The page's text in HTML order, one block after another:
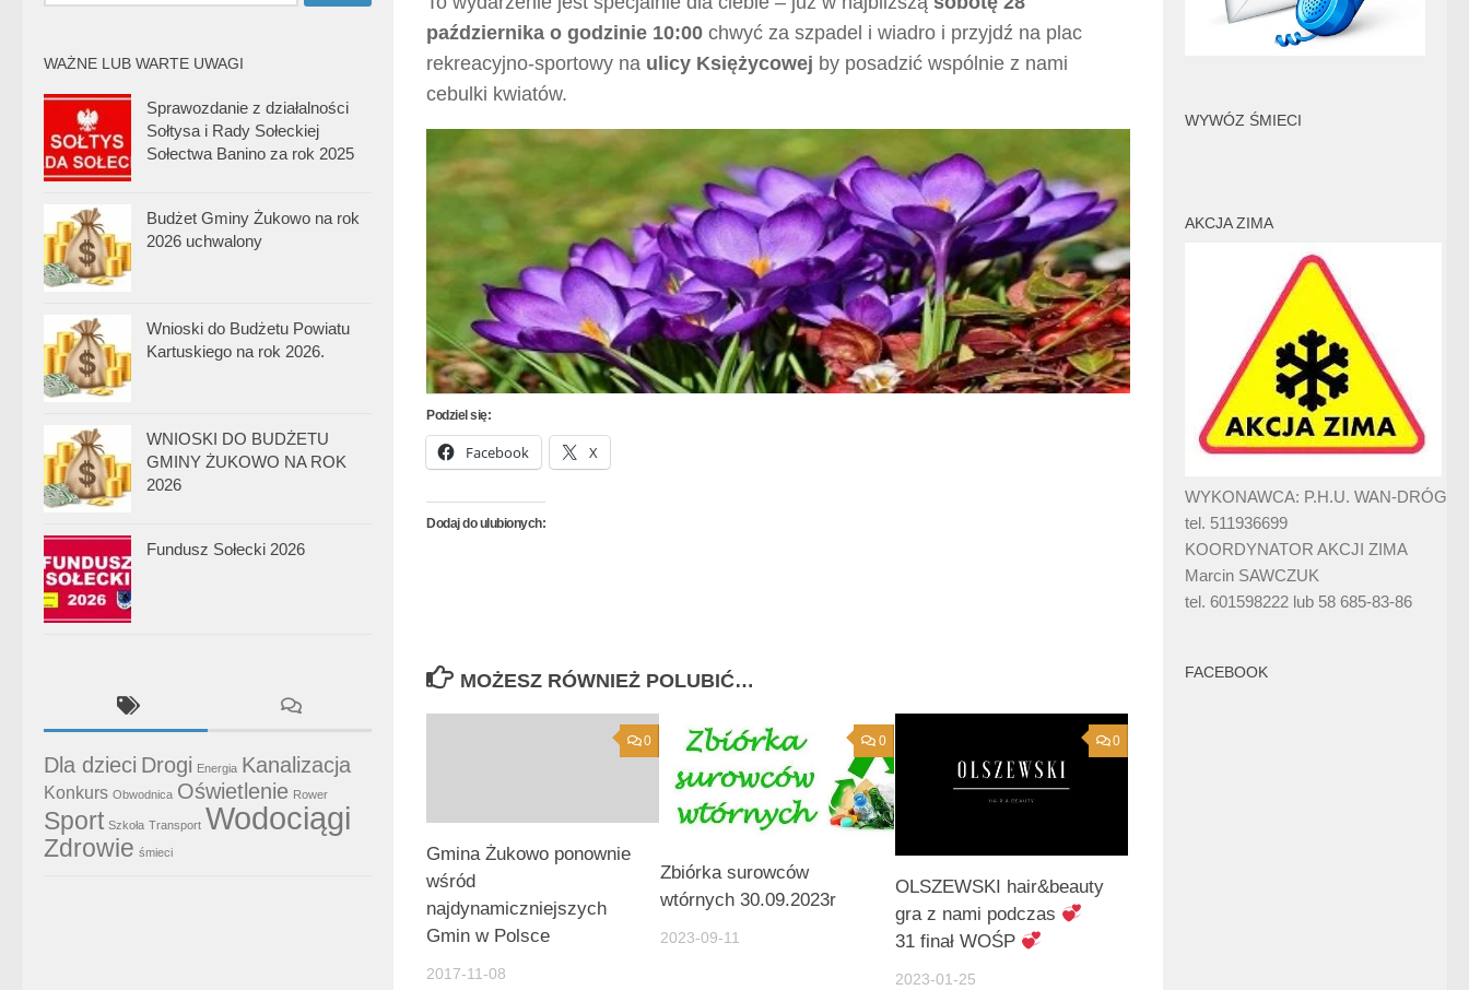
października o godzinie 10:00 chwyć za szpadel i wiadro i przyjdź na plac
rekreacyjno-sportowy na ulicy Księżycowej by posadzić wspólnie z nami
cebulki kwiatów.
Podziel się:
Facebook X
Dodaj do ulubionych:
MOŻESZ RÓWNIEŻ POLUBIĆ…
0
Gmina Żukowo ponownie
wśród
najdynamiczniejszych
Gmin w Polsce
2017-11-08
0
Zbiórka surowców
wtórnych 30.09.2023r
2023-09-11
0
OLSZEWSKI hair&beauty
gra z nami podczas
31 finał WOŚP
2023-01-25
WAŻNE LUB WARTE UWAGI
Sprawozdanie z działalności
Sołtysa i Rady Sołeckiej
Sołectwa Banino za rok 2025
Budżet Gminy Żukowo na rok
2026 uchwalony
Wnioski do Budżetu Powiatu
Kartuskiego na rok 2026.
WNIOSKI DO BUDŻETU
GMINY ŻUKOWO NA ROK
2026
Fundusz Sołecki 2026
Dla dzieci Drogi Energia Kanalizacja
Konkurs Obwodnica Oświetlenie Rower
Sport Szkoła Transport Wodociągi
Zdrowie śmieci
WYWÓZ ŚMIECI
AKCJA ZIMA
WYKONAWCA: P.H.U. WAN-DRÓG
tel. 511936699
KOORDYNATOR AKCJI ZIMA
Marcin SAWCZUK
tel. 601598222 lub 58 685-83-86
FACEBOOK